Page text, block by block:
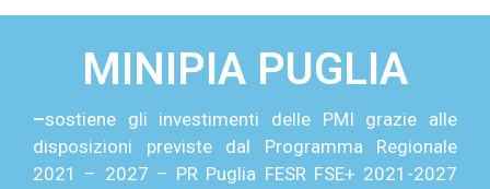
MINIPIA PUGLIA
–sostiene gli investimenti delle PMI grazie alle
disposizioni previste dal Programma Regionale
2021 – 2027 – PR Puglia FESR FSE+ 2021-2027